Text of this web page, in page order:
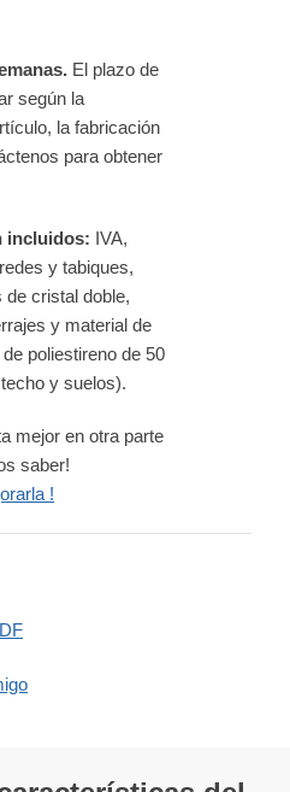
El plazo de
según la
la fabricación
para obtener
incluidos: IVA,
y tabiques,
de cristal doble,
y material de
poliestireno de 50
y suelos).
mejor en otra parte
saber!
!